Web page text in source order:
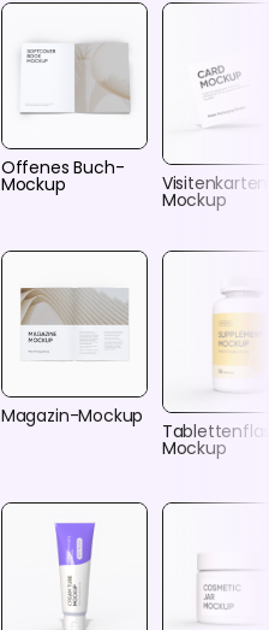
Offenes Buch-
Mockup
Mockup
Magazin-Mockup
Mockup